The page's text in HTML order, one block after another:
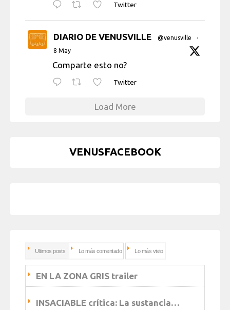
Twitter
DIARIO DE VENUSVILLE @venusville
·
8 May
Comparte esto no?
Twitter
Load More
VENUSFACEBOOK
Ultimos posts Lo más comentado Lo más visto
EN LA ZONA GRIS trailer
INSACIABLE crítica: La sustancia…